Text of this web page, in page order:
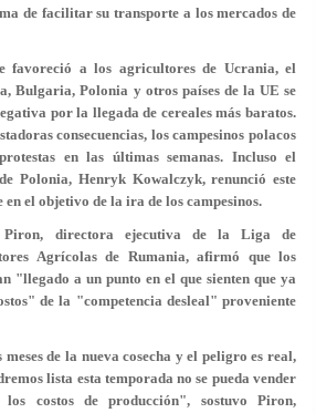
de facilitar su transporte a los mercados de
favoreció a los agricultores de Ucrania, el
Bulgaria, Polonia y otros países de la UE se
por la llegada de cereales más baratos.
consecuencias, los campesinos polacos
en las últimas semanas. Incluso el
Polonia, Henryk Kowalczyk, renunció este
el objetivo de la ira de los campesinos.
directora ejecutiva de la Liga de
Agrícolas de Rumania, afirmó que los
"llegado a un punto en el que sienten que ya
de la "competencia desleal" proveniente
meses de la nueva cosecha y el peligro es real,
lista esta temporada no se pueda vender
costos de producción", sostuvo Piron,